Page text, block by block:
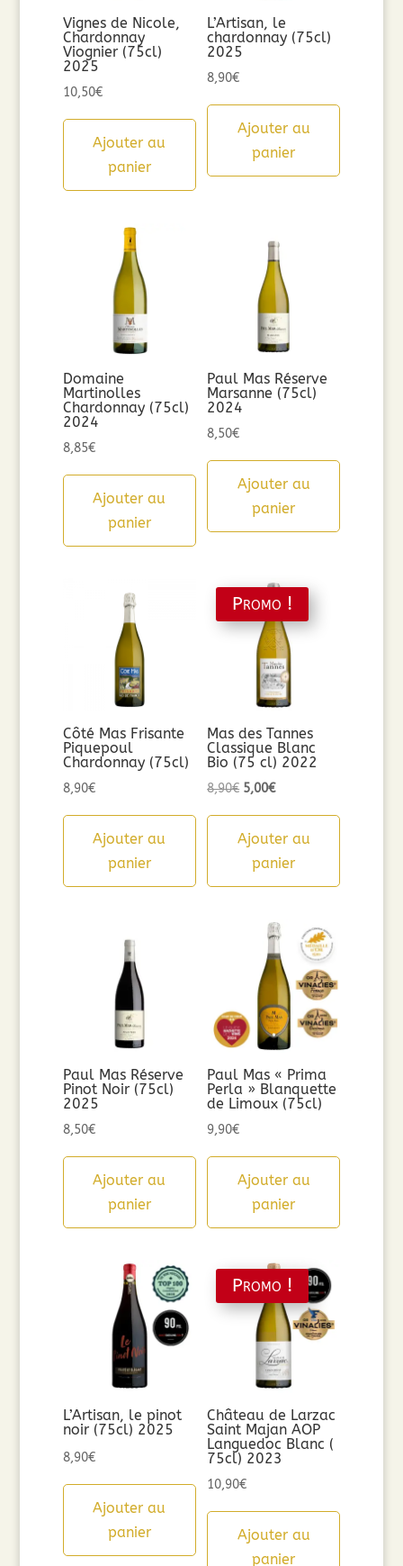
Vignes de Nicole,
Chardonnay
Viognier (75cl)
2025
10,50€
Ajouter au
panier
L’Artisan, le
chardonnay (75cl)
2025
8,90€
Ajouter au
panier
Domaine
Martinolles
Chardonnay (75cl)
2024
8,85€
Ajouter au
panier
Paul Mas Réserve
Marsanne (75cl)
2024
8,50€
Ajouter au
panier
Côté Mas Frisante
Piquepoul
Chardonnay (75cl)
8,90€
Ajouter au
panier
Promo !
Mas des Tannes
Classique Blanc
Bio (75 cl) 2022
8,90€ Le
initial
était :
5,00€Le
actuel
est :
Ajouter au
panier
Paul Mas Réserve
Pinot Noir (75cl)
2025
8,50€
Ajouter au
panier
Paul Mas « Prima
Perla » Blanquette
de Limoux (75cl)
9,90€
Ajouter au
panier
L’Artisan, le pinot
noir (75cl) 2025
8,90€
Ajouter au
panier
Promo !
Château de Larzac
Saint Majan AOP
Languedoc Blanc (
75cl) 2023
10,90€
Ajouter au
panier